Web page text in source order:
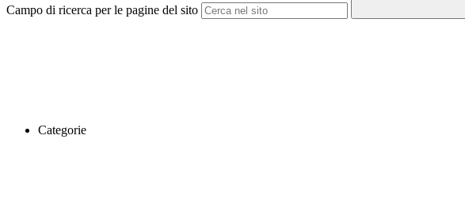
Campo di ricerca per le pagine del sito
Categorie